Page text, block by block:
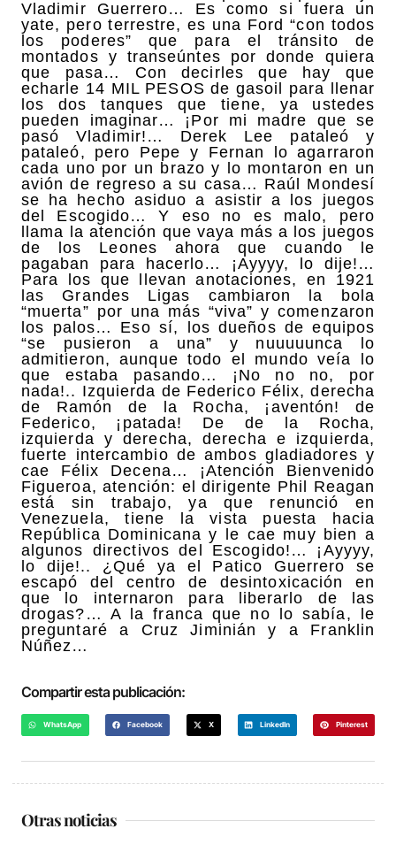
Vladimir Guerrero… Es como si fuera un
yate, pero terrestre, es una Ford “con todos
los poderes” que para el tránsito de
montados y transeúntes por donde quiera
que pasa… Con decirles que hay que
echarle 14 MIL PESOS de gasoil para llenar
los dos tanques que tiene, ya ustedes
pueden imaginar… ¡Por mi madre que se
pasó Vladimir!… Derek Lee pataleó y
pataleó, pero Pepe y Fernan lo agarraron
cada uno por un brazo y lo montaron en un
avión de regreso a su casa… Raúl Mondesí
se ha hecho asiduo a asistir a los juegos
del Escogido… Y eso no es malo, pero
llama la atención que vaya más a los juegos
de los Leones ahora que cuando le
pagaban para hacerlo… ¡Ayyyy, lo dije!…
Para los que llevan anotaciones, en 1921
las Grandes Ligas cambiaron la bola
“muerta” por una más “viva” y comenzaron
los palos… Eso sí, los dueños de equipos
“se pusieron a una” y nuuuuunca lo
admitieron, aunque todo el mundo veía lo
que estaba pasando… ¡No no no, por
nada!.. Izquierda de Federico Félix, derecha
de Ramón de la Rocha, ¡aventón! de
Federico, ¡patada! De de la Rocha,
izquierda y derecha, derecha e izquierda,
fuerte intercambio de ambos gladiadores y
cae Félix Decena… ¡Atención Bienvenido
Figueroa, atención: el dirigente Phil Reagan
está sin trabajo, ya que renunció en
Venezuela, tiene la vista puesta hacia
República Dominicana y le cae muy bien a
algunos directivos del Escogido!… ¡Ayyyy,
lo dije!.. ¿Qué ya el Patico Guerrero se
escapó del centro de desintoxicación en
que lo internaron para liberarlo de las
drogas?… A la franca que no lo sabía, le
preguntaré a Cruz Jiminián y a Franklin
Núñez…
Compartir esta publicación:
WhatsApp Facebook X LinkedIn Pinterest
Otras noticias